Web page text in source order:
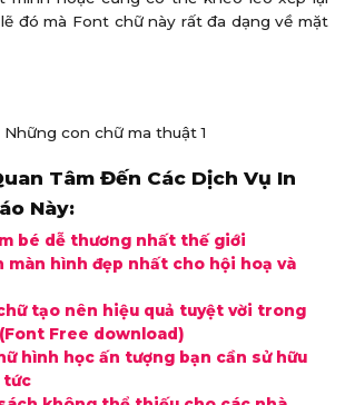
đó mà Font chữ này rất đa dạng về mặt
Tâm Đến Các Dịch Vụ In
Này:
bé dễ thương nhất thế giới
màn hình đẹp nhất cho hội hoạ và
tạo nên hiệu quả tuyệt vời trong
Free download)
hình học ấn tượng bạn cần sử hữu
tức